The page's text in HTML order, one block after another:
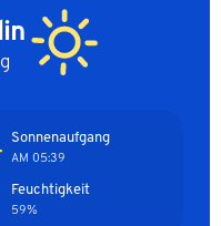
Sonnenaufgang
05:39 AM
Feuchtigkeit
59%